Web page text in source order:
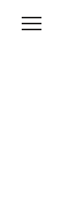
content